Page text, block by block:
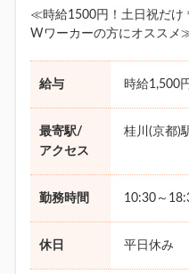
≪時給1500円！土日祝だけ
Wワーカーの方にオススメ
給与 時給1,500
最寄駅/
アクセス
桂川(京都)
勤務時間 10:30～
休日 平日休み